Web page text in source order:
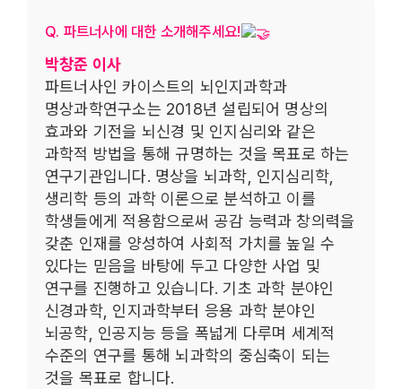
Q. 파트너사에 대한 소개해주세요!
박창준 이사
파트너사인 카이스트의 뇌인지과학과
명상과학연구소는 2018년 설립되어 명상의
효과와 기전을 뇌신경 및 인지심리와 같은
과학적 방법을 통해 규명하는 것을 목표로 하는
연구기관입니다. 명상을 뇌과학, 인지심리학,
생리학 등의 과학 이론으로 분석하고 이를
학생들에게 적용함으로써 공감 능력과 창의력을
갖춘 인재를 양성하여 사회적 가치를 높일 수
있다는 믿음을 바탕에 두고 다양한 사업 및
연구를 진행하고 있습니다. 기초 과학 분야인
신경과학, 인지과학부터 응용 과학 분야인
뇌공학, 인공지능 등을 폭넓게 다루며 세계적
수준의 연구를 통해 뇌과학의 중심축이 되는
것을 목표로 합니다.